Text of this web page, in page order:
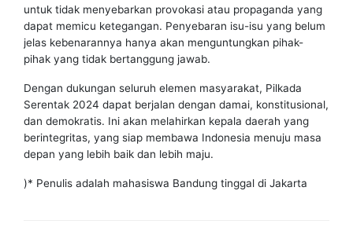
untuk tidak menyebarkan provokasi atau propaganda yang
dapat memicu ketegangan. Penyebaran isu-isu yang belum
jelas kebenarannya hanya akan menguntungkan pihak-
pihak yang tidak bertanggung jawab.
Dengan dukungan seluruh elemen masyarakat, Pilkada
Serentak 2024 dapat berjalan dengan damai, konstitusional,
dan demokratis. Ini akan melahirkan kepala daerah yang
berintegritas, yang siap membawa Indonesia menuju masa
depan yang lebih baik dan lebih maju.
)* Penulis adalah mahasiswa Bandung tinggal di Jakarta